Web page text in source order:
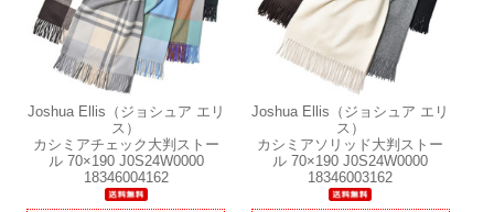
Joshua Ellis（ジョシュア エリ
ス）
カシミアチェック大判ストー
ル 70×190 J0S24W0000
18346004162
Joshua Ellis（ジョシュア エリ
ス）
カシミアソリッド大判ストー
ル 70×190 J0S24W0000
18346003162